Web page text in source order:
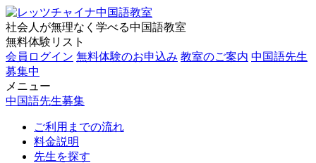
社会人が無理なく学べる中国語教室
無料体験リスト
会員ログイン 無料体験のお申込み 教室のご案内 中国語先生
募集中
メニュー
中国語先生募集
ご利用までの流れ
料金説明
先生を探す